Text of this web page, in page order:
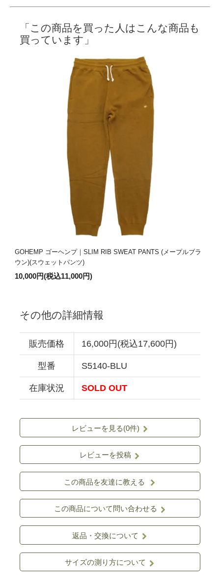
「この商品を買った人はこんな商品も
買っています」
GOHEMP ゴーヘンプ｜SLIM RIB SWEAT PANTS (メープルブラ
ウン)(スウェットパンツ)
10,000円(税込11,000円)
その他の詳細情報
販売価格 16,000円(税込17,600円)
型番 S5140-BLU
在庫状況 SOLD OUT
レビューを見る(0件)
レビューを投稿
この商品を友達に教える
この商品について問い合わせる
返品・交換について
サイズの測り方について